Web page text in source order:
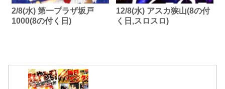
2/8(水) 第一プラザ坂戸
1000(8の付く日)
12/8(水) アスカ狭山(8の付
く日,スロスロ)